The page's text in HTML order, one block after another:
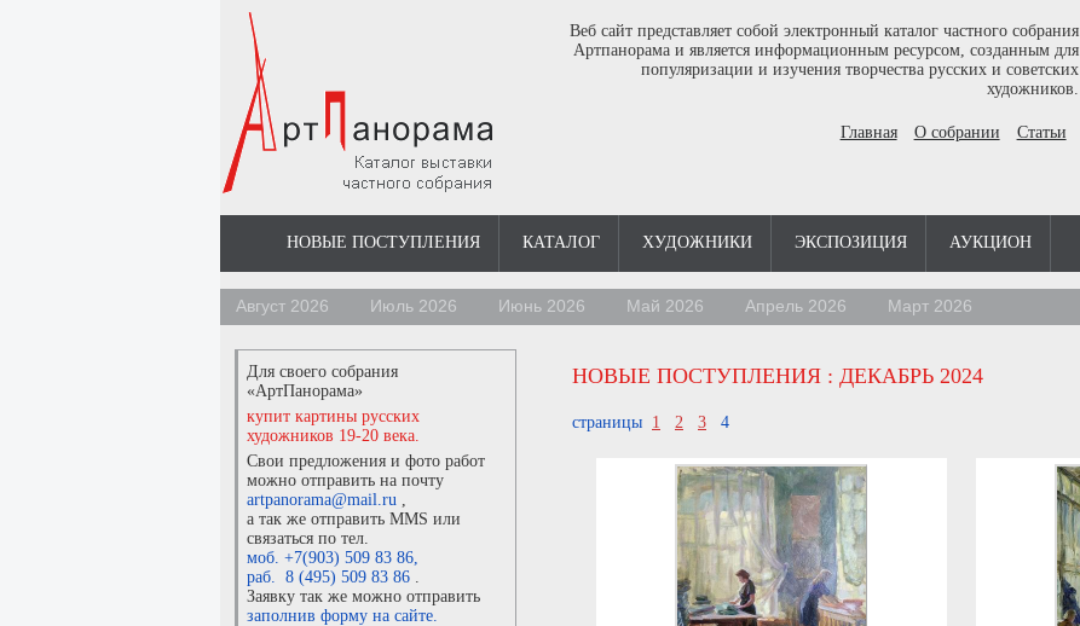
Веб сайт представляет собой электронный каталог частного собрания
Артпанорама и является информационным ресурсом, созданным для
популяризации и изучения творчества русских и советских
художников.
Главная О собрании Статьи
НОВЫЕ ПОСТУПЛЕНИЯ КАТАЛОГ ХУДОЖНИКИ ЭКСПОЗИЦИЯ АУКЦИОН
Август 2026 Июль 2026 Июнь 2026 Май 2026 Апрель 2026 Март 2026
Для своего собрания
«АртПанорама»
купит картины русских
художников 19-20 века.
Свои предложения и фото работ
можно отправить на почту
artpanorama@mail.ru ,
а так же отправить MMS или
связаться по тел.
моб. +7(903) 509 83 86,
раб. 8 (495) 509 83 86 .
Заявку так же можно отправить
заполнив форму на сайте.
НОВЫЕ ПОСТУПЛЕНИЯ : ДЕКАБРЬ 2024
страницы 1 2 3 4